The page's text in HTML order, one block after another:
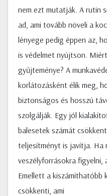
nem ezt mutatják. A rutin
ad, ami tovább növeli a
lényege pedig éppen az,
is védelmet nyújtson.
gyűjteménye? A
korlátozásként élik meg,
biztonságos és hosszú
szolgálják. Egy jól
balesetek számát
teljesítményt is javítja. Ha
veszélyforrásokra figyelni,
Emellett a kiszámíthatóbb
csökkenti, ami